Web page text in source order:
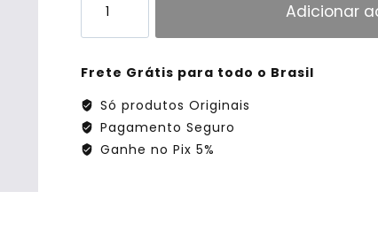
Adicionar
Frete Grátis para todo o Brasil
Só produtos Originais
Pagamento Seguro
Ganhe no Pix 5%